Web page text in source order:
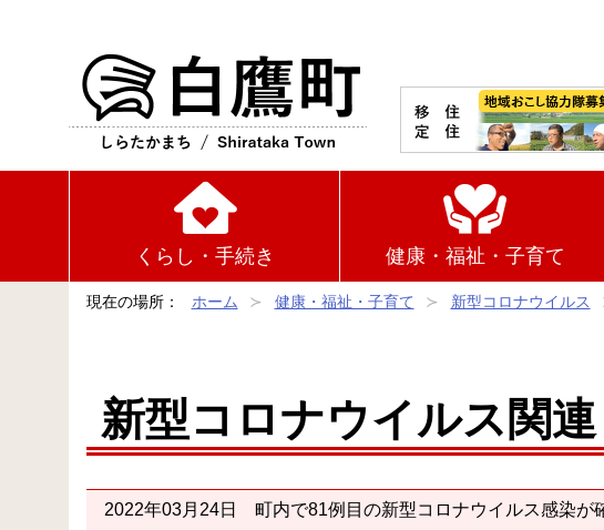
くらし・手続き 健康・福祉・子育て
現在の場所： ホーム 健康・福祉・子育て 新型コロナウイルス
新型コロナウイルス関連
2022年03月24日 町内で81例目の新型コロナウイルス感染が